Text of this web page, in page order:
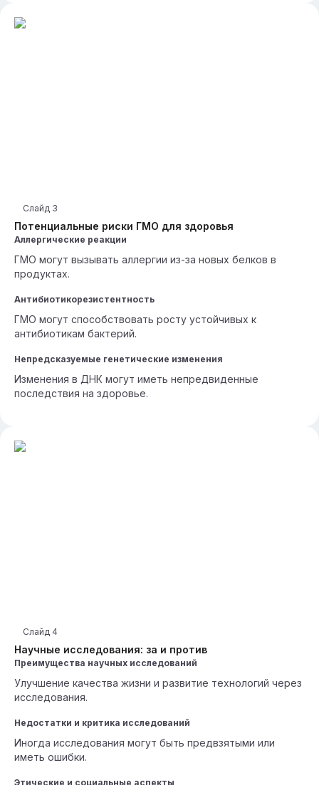
Потенциальные риски ГМО для здоровья
Слайд 3
Аллергические реакции
ГМО могут вызывать аллергии из-за новых белков в
продуктах.
Антибиотикорезистентность
ГМО могут способствовать росту устойчивых к
антибиотикам бактерий.
Непредсказуемые генетические изменения
Изменения в ДНК могут иметь непредвиденные
последствия на здоровье.
Научные исследования: за и против
Слайд 4
Преимущества научных исследований
Улучшение качества жизни и развитие технологий через
исследования.
Недостатки и критика исследований
Иногда исследования могут быть предвзятыми или
иметь ошибки.
Этические и социальные аспекты